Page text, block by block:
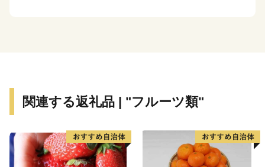
関連する返礼品 | "フルーツ類"